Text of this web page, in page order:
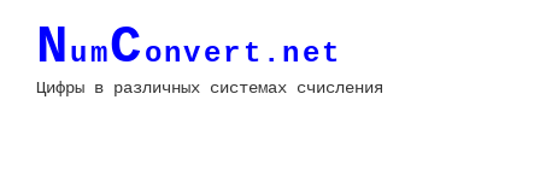
NumConvert.net
Цифры в различных системах счисления